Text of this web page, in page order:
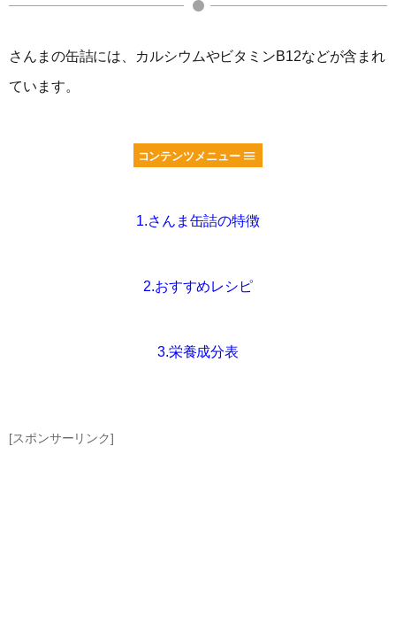
さんまの缶詰には、カルシウムやビタミンB12などが含まれ
ています。
コンテンツメニュー
1.さんま缶詰の特徴
2.おすすめレシピ
3.栄養成分表
[スポンサーリンク]